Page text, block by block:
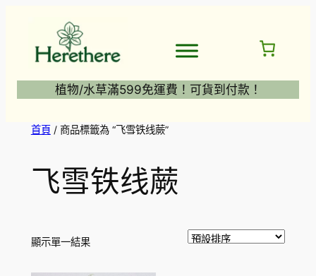
植物/水草滿599免運費！可貨到付款！
首頁/ 商品標籤為 “飞雪铁线蕨”
飞雪铁线蕨
顯示單一結果